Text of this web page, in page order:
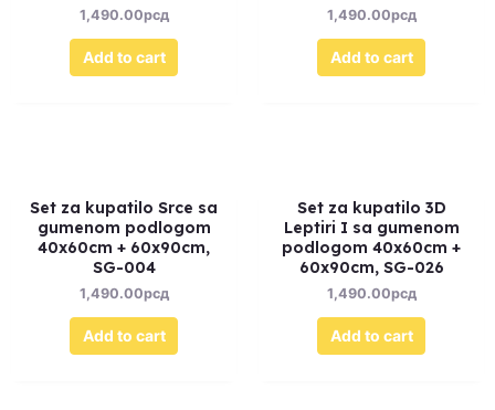
1,490.00рсд
Add to cart
1,490.00рсд
Add to cart
Set za kupatilo Srce sa
gumenom podlogom
40x60cm + 60x90cm,
SG-004
1,490.00рсд
Add to cart
Set za kupatilo 3D
Leptiri I sa gumenom
podlogom 40x60cm +
60x90cm, SG-026
1,490.00рсд
Add to cart